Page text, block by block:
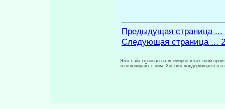
Предыдущая страница ...
Следующая страница ...
Этот сайт основан на всемирно известном
то и копирайт с ним. Хостинг поддерживается